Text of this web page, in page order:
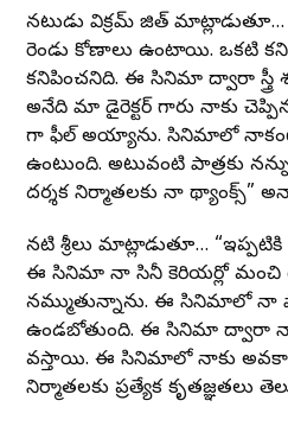
నటుడు విక్రమ్ జిత్
రెండు కోణాలు ఉంటాయి. ఒకటి
కనిపించనిది. ఈ సినిమా ద్వారా స్త్రీ
అనేది మా డైరెక్టర్ గారు నాకు
గా ఫీల్ అయ్యాను. సినిమాలో
ఉంటుంది. అటువంటి పాత్రకు
దర్శక నిర్మాతలకు నా థ్యాంక్స్”
నటి శ్రీలు మాట్లాడుతూ…
ఈ సినిమా నా సినీ కెరియర్లో మంచి
నమ్ముతున్నాను. ఈ సినిమాలో నా
ఉండబోతుంది. ఈ సినిమా ద్వారా
వస్తాయి. ఈ సినిమాలో నాకు
నిర్మాతలకు ప్రత్యేక కృతజ్ఞతలు